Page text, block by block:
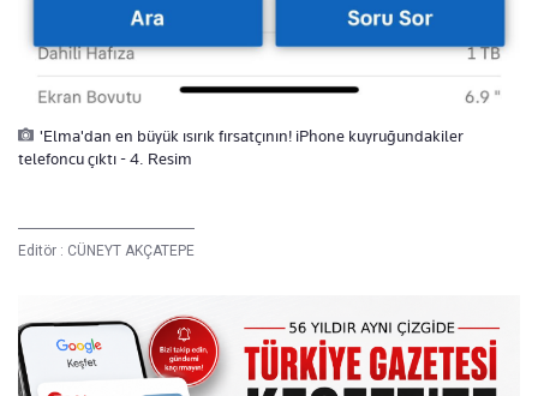
'Elma'dan en büyük ısırık fırsatçının! iPhone kuyruğundakiler
telefoncu çıktı - 4. Resim
Editör : CÜNEYT AKÇATEPE